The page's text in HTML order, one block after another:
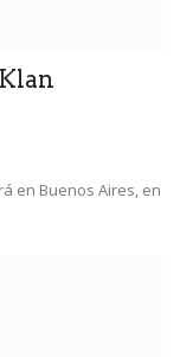
en Buenos Aires, en